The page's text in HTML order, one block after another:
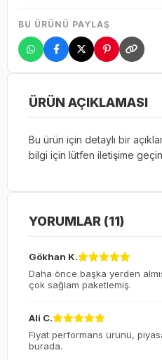
BU ÜRÜNÜ PAYLAŞ
ÜRÜN AÇIKLAMASI
Bu ürün için detaylı bir
bilgi için lütfen iletişime
YORUMLAR (11)
Gökhan K.
Daha önce başka yerden
çok sağlam paketlemiş.
Ali C.
Fiyat performans ürünü,
burada.